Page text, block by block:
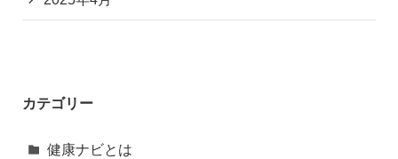
カテゴリー
健康ナビとは